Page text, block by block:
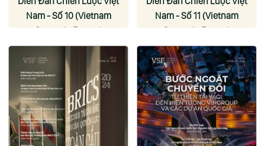
Nam - Số 10 (Vietnam
Strategic Forum)
Nam - Số 11 (Vietnam
Strategic Forum)